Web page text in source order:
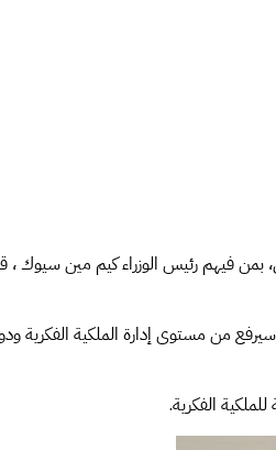
بمن فيهم رئيس الوزراء كيم مين
وسيرفع من مستوى إدارة الملكية
الفكرية.